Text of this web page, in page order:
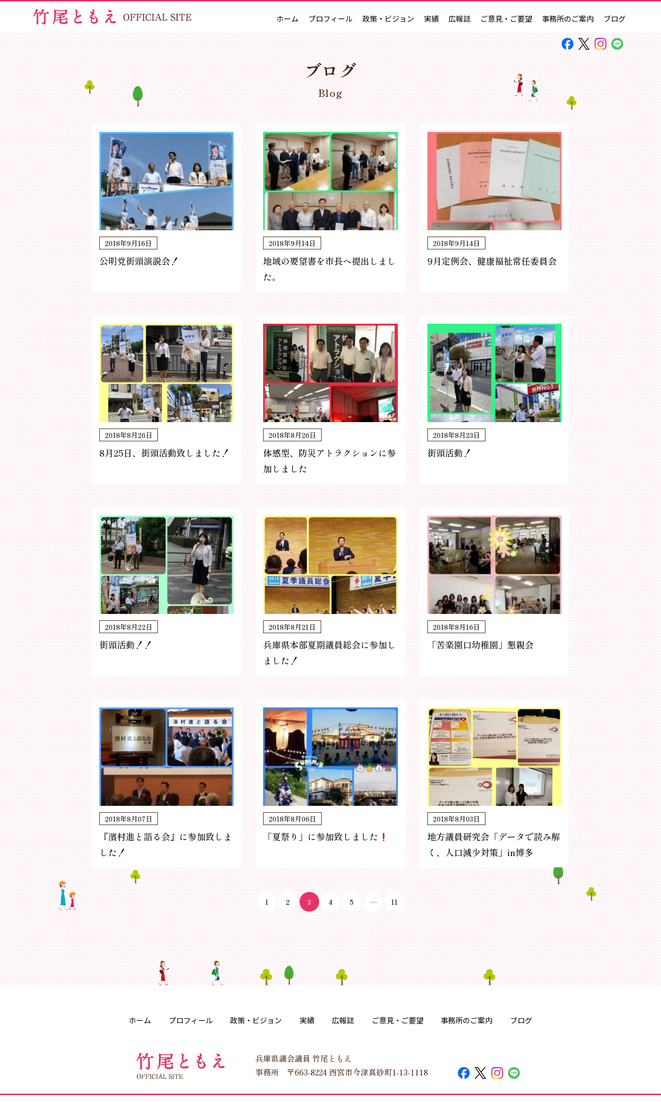
ホーム プロフィール 政策・ビジョン 実績 広報誌 ご意見・ご要望 事務所のご案内 ブログ
ブログ
Blog
2018年9月16日
公明党街頭演説会！
2018年9月14日
地域の要望書を市長へ提出しまし
た。
2018年9月14日
9月定例会、健康福祉常任委員会
2018年8月26日
8月25日、街頭活動致しました！
2018年8月26日
体感型、防災アトラクションに参
加しました
2018年8月23日
街頭活動！
2018年8月22日
街頭活動！！
2018年8月21日
兵庫県本部夏期議員総会に参加し
ました！
2018年8月16日
「苦楽園口幼稚園」懇親会
2018年8月07日
『濱村進と語る会』に参加致しま
した！
2018年8月06日
「夏祭り」に参加致しました
2018年8月03日
地方議員研究会「データで読み解
く、人口減少対策」in博多
1 2 3 4 5 … 11
ホーム プロフィール 政策・ビジョン 実績 広報誌 ご意見・ご要望 事務所のご案内 ブログ
兵庫県議会議員 竹尾ともえ
事務所 〒663-8224 西宮市今津真砂町1-13-1118